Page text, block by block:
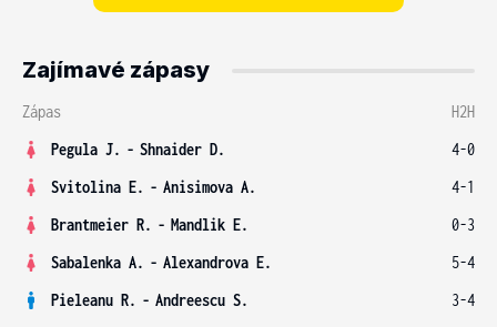
Zajímavé zápasy
Zápas
H2H
Pegula J. - Shnaider D.
4-0
Svitolina E. - Anisimova A.
4-1
Brantmeier R. - Mandlik E.
0-3
Sabalenka A. - Alexandrova E.
5-4
Pieleanu R. - Andreescu S.
3-4